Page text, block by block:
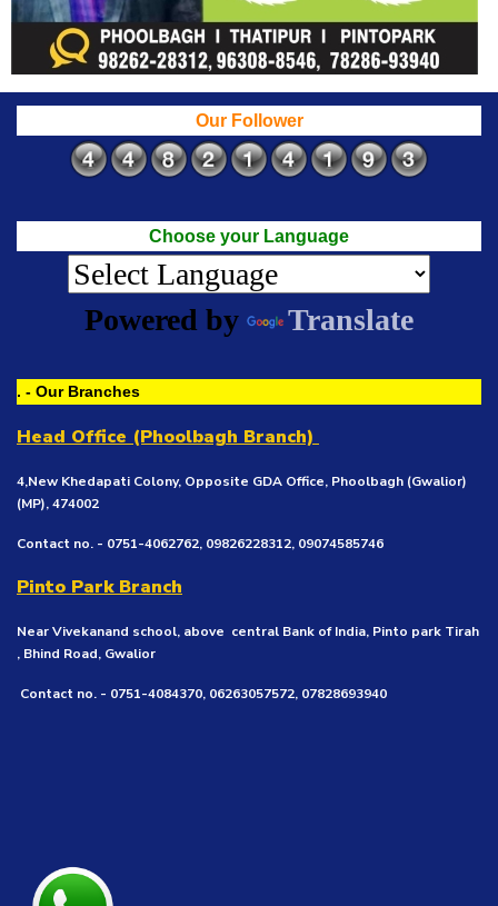
Our Follower
Choose your Language
Powered by Translate
. - Our Branches
Head Office (Phoolbagh Branch)
4,New Khedapati Colony, Opposite GDA Office, Phoolbagh (Gwalior)
(MP), 474002
Contact no. - 0751-4062762, 09826228312, 09074585746
Pinto Park Branch
Near Vivekanand school, above central Bank of India, Pinto park Tirah
, Bhind Road, Gwalior
Contact no. - 0751-4084370, 06263057572, 07828693940